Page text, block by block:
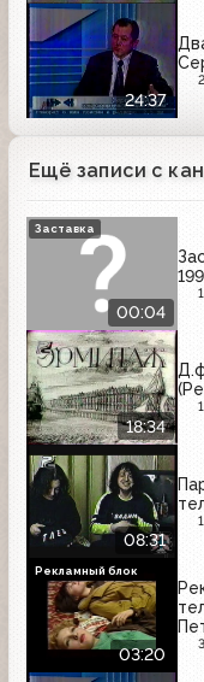
24:37
Ещё записи с
00:04
Заставка
18:34
08:31
03:20
Рекламный блок